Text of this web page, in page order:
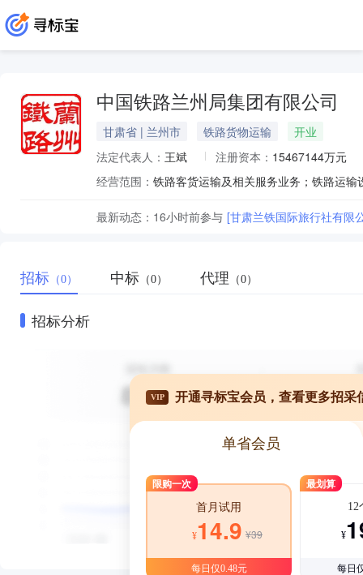
中国铁路兰州局集团有限公司
甘肃省 | 兰州市 铁路货物运输
开业
法定代表人： 王斌 注册资本： 15467144万元
经营范围：
最新动态： 16小时前参与 [甘肃兰铁国际旅行社有限
招标 （0） 中标 （0） 代理 （0）
招标分析
VIP 开通寻标宝会员，查看更多招采
单省会员
限购一次
首月试用
¥14.9 ¥39
每日仅0.48元
最划算
12
¥
每日